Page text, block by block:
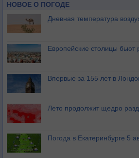
НОВОЕ О ПОГОДЕ
Дневная температура
Европейские столицы бьют
Впервые за 155 лет в
Лето продолжит щедро
Погода в Екатеринбурге 5